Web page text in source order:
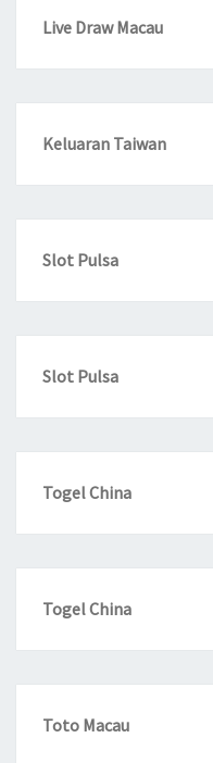
Live Draw Macau
Keluaran Taiwan
Slot Pulsa
Slot Pulsa
Togel China
Togel China
Toto Macau